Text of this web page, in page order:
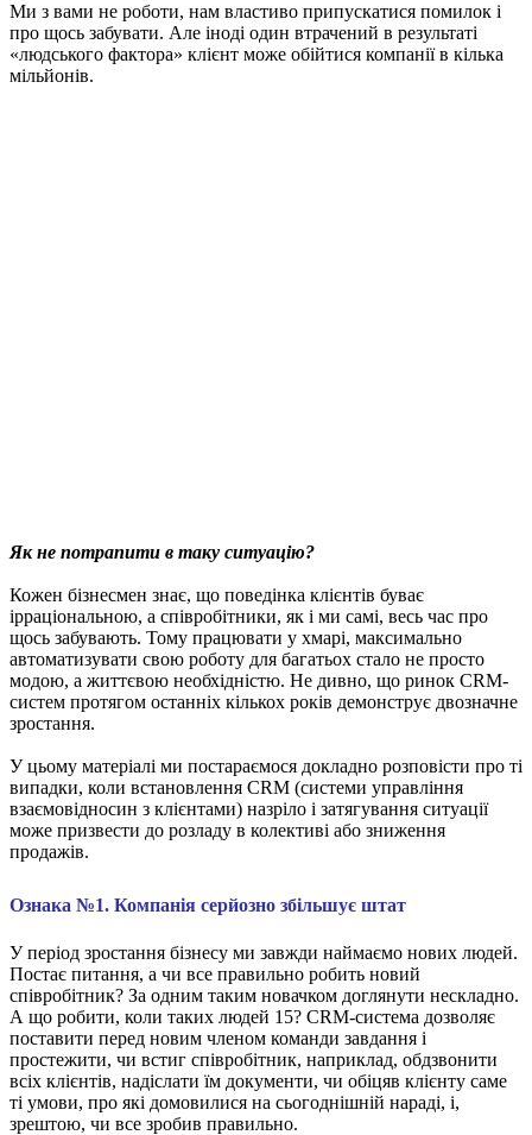
Ми з вами не роботи, нам властиво припускатися помилок і
про щось забувати. Але іноді один втрачений в результаті
«людського фактора» клієнт може обійтися компанії в кілька
мільйонів.
Як не потрапити в таку ситуацію?
Кожен бізнесмен знає, що поведінка клієнтів буває
ірраціональною, а співробітники, як і ми самі, весь час про
щось забувають. Тому працювати у хмарі, максимально
автоматизувати свою роботу для багатьох стало не просто
модою, а життєвою необхідністю. Не дивно, що ринок CRM-
систем протягом останніх кількох років демонструє двозначне
зростання.
У цьому матеріалі ми постараємося докладно розповісти про ті
випадки, коли встановлення CRM (системи управління
взаємовідносин з клієнтами) назріло і затягування ситуації
може призвести до розладу в колективі або зниження
продажів.
Ознака №1. Компанія серйозно збільшує штат
У період зростання бізнесу ми завжди наймаємо нових людей.
Постає питання, а чи все правильно робить новий
співробітник? За одним таким новачком доглянути нескладно.
А що робити, коли таких людей 15? CRM-система дозволяє
поставити перед новим членом команди завдання і
простежити, чи встиг співробітник, наприклад, обдзвонити
всіх клієнтів, надіслати їм документи, чи обіцяв клієнту саме
ті умови, про які домовилися на сьогоднішній нараді, і,
зрештою, чи все зробив правильно.